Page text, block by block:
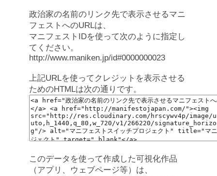
政治家の名前のリンク先で表示させるマニ
フェストへのURLは、
マニフェストIDを使って次のように指定し
てください。
http://www.maniken.jp/id#0000000023
上記URLを使ってクレジットを表示させる
ためのHTMLは次の通りです。
このデータを使って作成した可視化作品
（アプリ、ウェブページ等）は、